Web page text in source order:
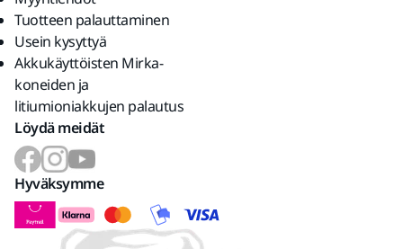
Tuotteen palauttaminen
Usein kysyttyä
Akkukäyttöisten Mirka-
koneiden ja
litiumioniakkujen palautus
Löydä meidät
Hyväksymme